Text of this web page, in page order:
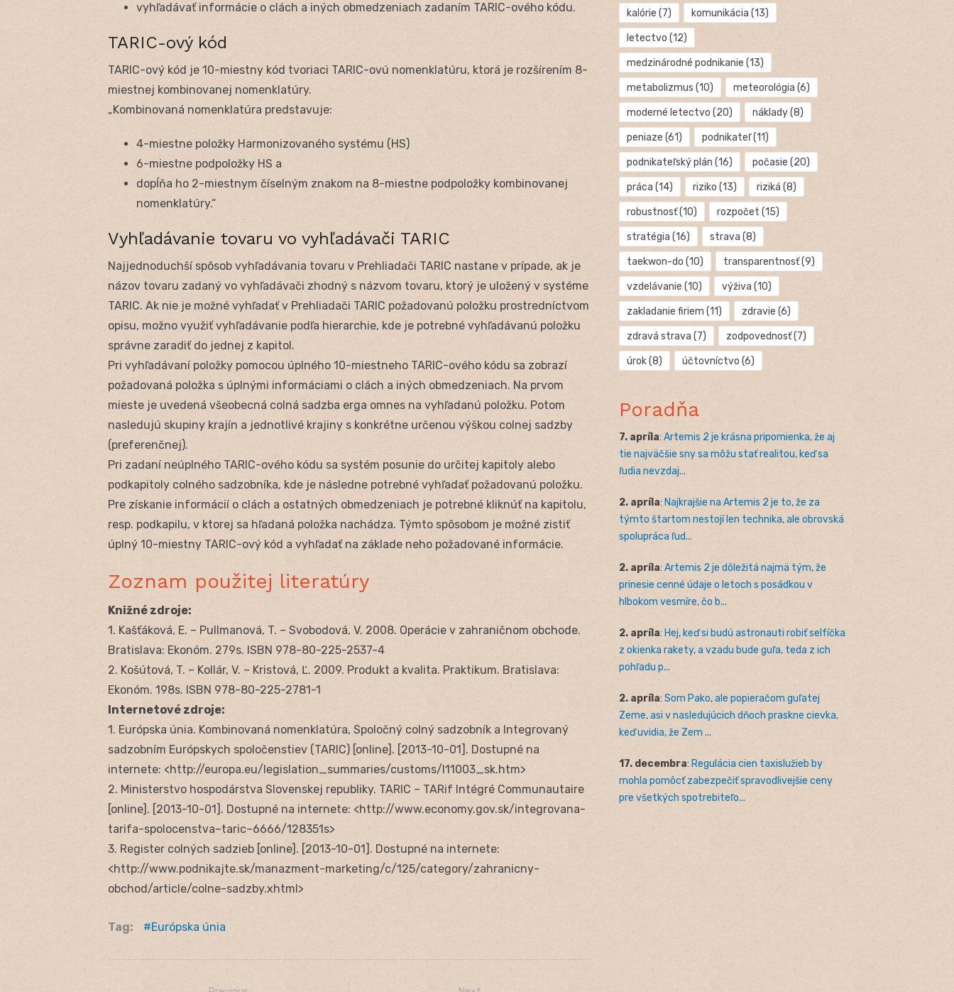
vyhľadávať informácie o clách a iných obmedzeniach zadaním TARIC-ového kódu.
TARIC-ový kód
TARIC-ový kód je 10-miestny kód tvoriaci TARIC-ovú nomenklatúru, ktorá je rozšírením 8-
miestnej kombinovanej nomenklatúry.
„Kombinovaná nomenklatúra predstavuje:
4-miestne položky Harmonizovaného systému (HS)
6-miestne podpoložky HS a
dopĺňa ho 2-miestnym číselným znakom na 8-miestne podpoložky kombinovanej
nomenklatúry.“
Vyhľadávanie tovaru vo vyhľadávači TARIC
Najjednoduchší spôsob vyhľadávania tovaru v Prehliadači TARIC nastane v prípade, ak je
názov tovaru zadaný vo vyhľadávači zhodný s názvom tovaru, ktorý je uložený v systéme
TARIC. Ak nie je možné vyhľadať v Prehliadači TARIC požadovanú položku prostredníctvom
opisu, možno využiť vyhľadávanie podľa hierarchie, kde je potrebné vyhľadávanú položku
správne zaradiť do jednej z kapitol.
Pri vyhľadávaní položky pomocou úplného 10-miestneho TARIC-ového kódu sa zobrazí
požadovaná položka s úplnými informáciami o clách a iných obmedzeniach. Na prvom
mieste je uvedená všeobecná colná sadzba erga omnes na vyhľadanú položku. Potom
nasledujú skupiny krajín a jednotlivé krajiny s konkrétne určenou výškou colnej sadzby
(preferenčnej).
Pri zadaní neúplného TARIC-ového kódu sa systém posunie do určitej kapitoly alebo
podkapitoly colného sadzobníka, kde je následne potrebné vyhľadať požadovanú položku.
Pre získanie informácií o clách a ostatných obmedzeniach je potrebné kliknúť na kapitolu,
resp. podkapilu, v ktorej sa hľadaná položka nachádza. Týmto spôsobom je možné zistiť
úplný 10-miestny TARIC-ový kód a vyhľadať na základe neho požadované informácie.
Zoznam použitej literatúry
Knižné zdroje:
1. Kašťáková, E. – Pullmanová, T. – Svobodová, V. 2008. Operácie v zahraničnom obchode.
Bratislava: Ekonóm. 279s. ISBN 978-80-225-2537-4
2. Košútová, T. – Kollár, V. – Kristová, Ľ. 2009. Produkt a kvalita. Praktikum. Bratislava:
Ekonóm. 198s. ISBN 978-80-225-2781-1
Internetové zdroje:
1. Európska únia. Kombinovaná nomenklatúra, Spoločný colný sadzobník a Integrovaný
sadzobním Európskych spoločenstiev (TARIC) [online]. [2013-10-01]. Dostupné na
internete: <http://europa.eu/legislation_summaries/customs/l11003_sk.htm>
2. Ministerstvo hospodárstva Slovenskej republiky. TARIC – TARif Intégré Communautaire
[online]. [2013-10-01]. Dostupné na internete: <http://www.economy.gov.sk/integrovana-
tarifa-spolocenstva–taric–6666/128351s>
3. Register colných sadzieb [online]. [2013-10-01]. Dostupné na internete:
<http://www.podnikajte.sk/manazment-marketing/c/125/category/zahranicny-
obchod/article/colne-sadzby.xhtml>
Tag: Európska únia
kalórie (7) komunikácia (13)
letectvo (12)
medzinárodné podnikanie (13)
metabolizmus (10) meteorológia (6)
moderné letectvo (20) náklady(8)
peniaze (61) podnikateľ(11)
podnikateľský plán (16) počasie (20)
práca (14) riziko (13) riziká (8)
robustnosť(10) rozpočet (15)
stratégia (16) strava (8)
taekwon-do (10) transparentnosť(9)
vzdelávanie (10) výživa (10)
zakladanie firiem (11) zdravie (6)
zdravá strava (7) zodpovednosť(7)
úrok(8) účtovníctvo (6)
Poradňa
7. apríla: Artemis 2 je krásna pripomienka, že aj
tie najväčšie sny sa môžu stať realitou, keď sa
ľudia nevzdaj...
2. apríla: Najkrajšie na Artemis 2 je to, že za
týmto štartom nestojí len technika, ale obrovská
spolupráca ľud...
2. apríla: Artemis 2 je dôležitá najmä tým, že
prinesie cenné údaje o letoch s posádkou v
hlbokom vesmíre, čo b...
2. apríla: Hej, keď si budú astronauti robiť selfíčka
z okienka rakety, a vzadu bude guľa, teda z ich
pohľadu p...
2. apríla: Som Pako, ale popieračom guľatej
Zeme, asi v nasledujúcich dňoch praskne cievka,
keď uvidia, že Zem ...
17. decembra: Regulácia cien taxislužieb by
mohla pomôcť zabezpečiť spravodlivejšie ceny
pre všetkých spotrebiteľo...